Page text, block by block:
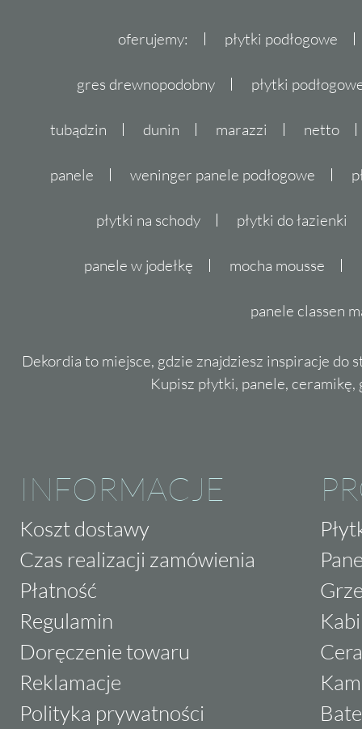
oferujemy: płytki podłogowe
gres drewnopodobny płytki
tubądzin dunin marazzi netto
panele weninger panele podłogowe
płytki na schody płytki do łazienki
panele w jodełkę mocha mousse
panele classen
Dekordia to miejsce, gdzie znajdziesz inspiracje do
Kupisz płytki, panele,
INFORMACJE
Koszt dostawy
Czas realizacji zamówienia
Płatność
Regulamin
Doręczenie towaru
Reklamacje
Polityka prywatności